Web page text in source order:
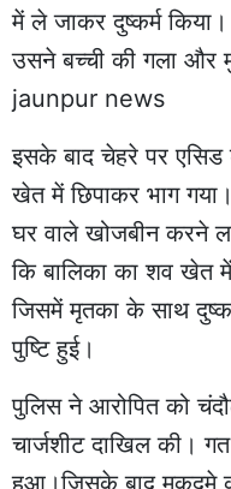
में ले जाकर दुष्कर्म
उसने बच्‍ची की गला और
jaunpur news
इसके बाद चेहरे पर
खेत में छिपाकर भाग
घर वाले खोजबीन करने
कि बालिका का शव खेत में
जिसमें मृतका के साथ
पुष्टि हुई।
पुलिस ने आरोपित को
चार्जशीट दाखिल की।